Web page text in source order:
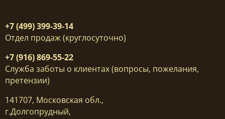
+7 (499) 399-39-14
Отдел продаж (круглосуточно)
+7 (916) 869-55-22
Служба заботы о клиентах (вопросы, пожелания,
претензии)
141707, Московская обл.,
г.Долгопрудный,